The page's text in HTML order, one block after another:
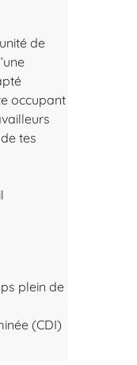
de
occupant
tes
plein de
(CDI)